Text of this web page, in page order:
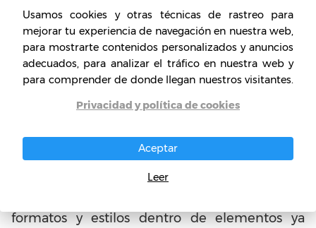
moralizante. Sus obras se distinguen por
manejar un lenguaje sencillo, lo cual les
permite llegar a una mayor cantidad de
lectores facilitando su comprensión, el deber
ciudadano será uno de los ejes más
importante, así como el honor.
Por otro lado, es importante mencionar que
en los géneros literarios también se van a
presentar cambios importantes. Esto en la
formatos y estilos dentro de elementos ya
Usamos cookies y otras técnicas de rastreo para
mejorar tu experiencia de navegación en nuestra web,
para mostrarte contenidos personalizados y anuncios
adecuados, para analizar el tráfico en nuestra web y
para comprender de donde llegan nuestros visitantes.
Privacidad y política de cookies
Aceptar
Leer